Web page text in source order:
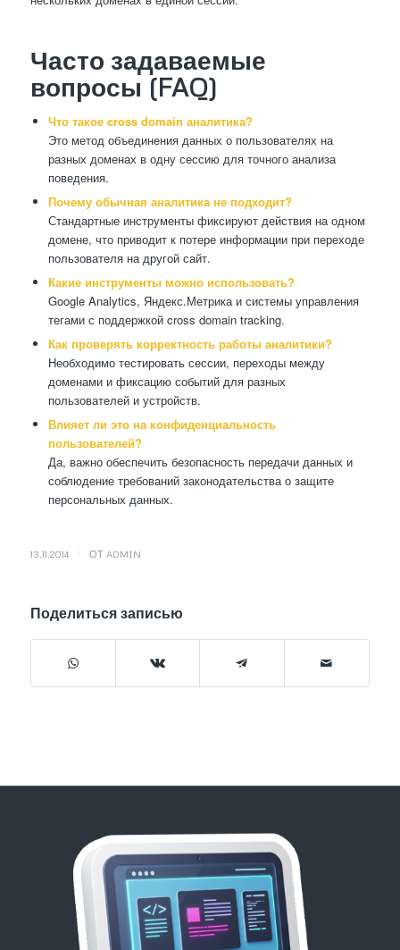
Часто задаваемые
вопросы (FAQ)
Что такое cross domain аналитика?
Это метод объединения данных о пользователях на
разных доменах в одну сессию для точного анализа
поведения.
Почему обычная аналитика не подходит?
Стандартные инструменты фиксируют действия на одном
домене, что приводит к потере информации при переходе
пользователя на другой сайт.
Какие инструменты можно использовать?
Google Analytics, Яндекс.Метрика и системы управления
тегами с поддержкой cross domain tracking.
Как проверять корректность работы аналитики?
Необходимо тестировать сессии, переходы между
доменами и фиксацию событий для разных
пользователей и устройств.
Влияет ли это на конфиденциальность
пользователей?
Да, важно обеспечить безопасность передачи данных и
соблюдение требований законодательства о защите
персональных данных.
13.11.2014 ОТ ADMIN
Поделиться записью